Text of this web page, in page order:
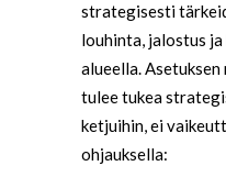
strategisesti
louhinta, jalostus
alueella.
tulee tukea
ketjuihin, ei
ohjauksella: